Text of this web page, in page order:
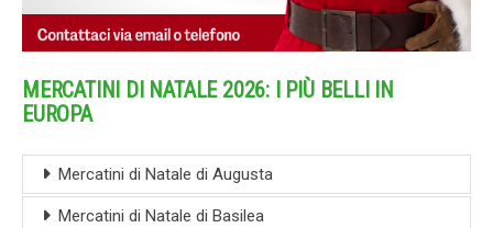
MERCATINI DI NATALE 2026: I PIÙ BELLI IN
EUROPA
Mercatini di Natale di Augusta
Mercatini di Natale di Basilea